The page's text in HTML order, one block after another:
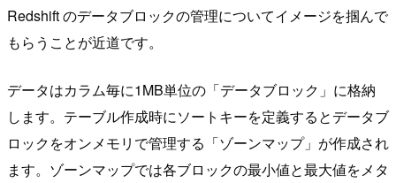
Redshift のデータブロックの管理についてイメージを掴んで
もらうことが近道です。
データはカラム毎に1MB単位の「データブロック」に格納
します。テーブル作成時にソートキーを定義するとデータブ
ロックをオンメモリで管理する「ゾーンマップ」が作成され
ます。ゾーンマップでは各ブロックの最小値と最大値をメタ